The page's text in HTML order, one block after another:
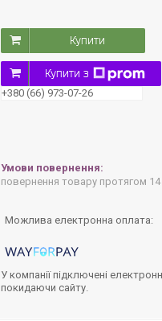
Купити
Купити з
+380 (66) 973-07-26
повернення товару протягом
У компанії підключені
покидаючи сайту.